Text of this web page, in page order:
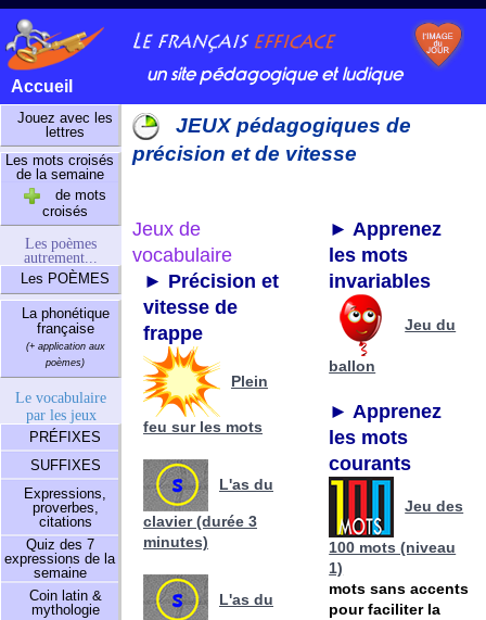
un site pédagogique et ludique
Accueil
Jouez avec les
lettres
Les mots croisés
de la semaine
de mots
croisés
Les poèmes
autrement...
Les POÈMES
La phonétique
française
(+ application aux
poèmes)
Le vocabulaire
par les jeux
PRÉFIXES
SUFFIXES
Expressions,
proverbes,
citations
Quiz des 7
expressions de la
semaine
Coin latin &
mythologie
JEUX pédagogiques de
précision et de vitesse
Jeux de
vocabulaire
► Précision et
vitesse de
frappe
Plein
feu sur les mots
L'as du
clavier (durée 3
minutes)
L'as du
► Apprenez
les mots
invariables
Jeu du
ballon
► Apprenez
les mots
courants
Jeu des
100 mots (niveau
1)
mots sans accents
pour faciliter la